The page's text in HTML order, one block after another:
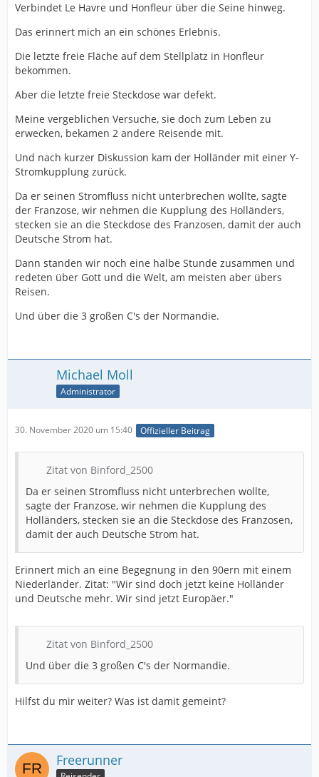
Verbindet Le Havre und Honfleur über die Seine hinweg.
Das erinnert mich an ein schönes Erlebnis.
Die letzte freie Fläche auf dem Stellplatz in Honfleur
bekommen.
Aber die letzte freie Steckdose war defekt.
Meine vergeblichen Versuche, sie doch zum Leben zu
erwecken, bekamen 2 andere Reisende mit.
Und nach kurzer Diskussion kam der Holländer mit einer Y-
Stromkupplung zurück.
Da er seinen Stromfluss nicht unterbrechen wollte, sagte
der Franzose, wir nehmen die Kupplung des Holländers,
stecken sie an die Steckdose des Franzosen, damit der auch
Deutsche Strom hat.
Dann standen wir noch eine halbe Stunde zusammen und
redeten über Gott und die Welt, am meisten aber übers
Reisen.
Und über die 3 großen C's der Normandie.
Michael Moll
Administrator
30. November 2020 um 15:40 Offizieller Beitrag
Zitat von Binford_2500
Da er seinen Stromfluss nicht unterbrechen wollte,
sagte der Franzose, wir nehmen die Kupplung des
Holländers, stecken sie an die Steckdose des Franzosen,
damit der auch Deutsche Strom hat.
Erinnert mich an eine Begegnung in den 90ern mit einem
Niederländer. Zitat: "Wir sind doch jetzt keine Holländer
und Deutsche mehr. Wir sind jetzt Europäer."
Zitat von Binford_2500
Und über die 3 großen C's der Normandie.
Hilfst du mir weiter? Was ist damit gemeint?
Freerunner